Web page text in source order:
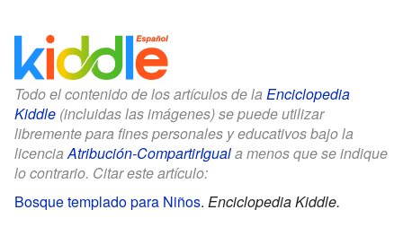
Todo el contenido de los artículos de la Enciclopedia
Kiddle (incluidas las imágenes) se puede utilizar
libremente para fines personales y educativos bajo la
licenciaAtribución-CompartirIguala menos que se indique
lo contrario. Citar este artículo:
Bosque templado para Niños. Enciclopedia Kiddle.